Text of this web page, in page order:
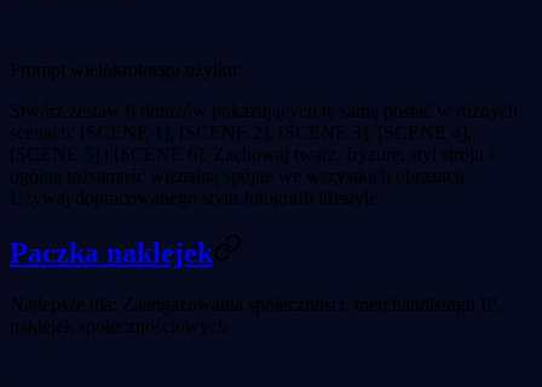
Prompt wielokrotnego użytku:
Stwórz zestaw 6 obrazów pokazujących tę samą postać w różnych
scenach: [SCENE 1], [SCENE 2], [SCENE 3], [SCENE 4],
[SCENE 5] i [SCENE 6]. Zachowaj twarz, fryzurę, styl stroju i
ogólną tożsamość wizualną spójne we wszystkich obrazach.
Używaj dopracowanego stylu fotografii lifestyle.
Paczka naklejek
Najlepsze dla: Zaangażowania społeczności, merchandisingu IP,
naklejek społecznościowych